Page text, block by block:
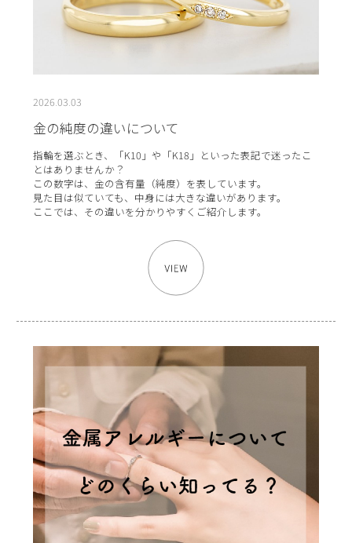
2026.03.03
金の純度の違いについて
指輪を選ぶとき、「K10」や「K18」といった表記で迷ったこ
とはありませんか？
この数字は、金の含有量（純度）を表しています。
見た目は似ていても、中身には大きな違いがあります。
ここでは、その違いを分かりやすくご紹介します。